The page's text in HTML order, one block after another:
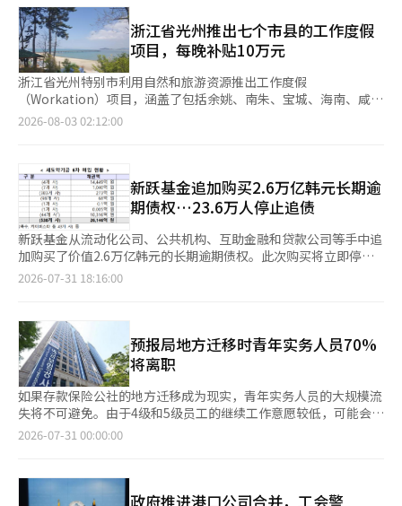
构提供咨询和培训服务。 此次检查清单的重点是整理各评估指标
的必查事项，以指导绩效管理方向。通过此举，提升各部门对负责
评估指标绩效管理的理解，减轻因频繁轮岗和评估标准变更而给实
务人员带来的负担。 此外，公司还将开展实务人员能力提升的培
训项目。培训包括管理业绩报告撰写技能提升、绩效管理指导工作
坊（管理、主要业务、机构负责人）、主要业务量化指标研讨会等
共五个课程。 为反映近期评估制度的变化，还将推出机构负责人
工作坊和主要业务量化指标研讨会。在主要业务量化指标研讨会
内，还将举行参与主要国有企业和准政府机构的‘公共座谈会’，
邀请各领域专家共同探讨提升公共服务、环境、社会、透明管理
（ESG）及人工智能（AI）应用等公共机构的实务解决方案。 麦克
斯与德克斯特的相关负责人表示：“希望此次检查清单能为那些在
管理绩效方面感到迷茫的实务人员提供明确的指引，并将继续为公
共机构履行提升公众福利的本职工作提供实质性支持。”※ 本报
道经人工智能（AI）系统翻译与编辑。
浙江省光州推出七个市县的工作度假
项目，每晚补贴10万元
浙江省光州特别市利用自然和旅游资源推出工作度假
（Workation）项目，涵盖了包括余姚、南朱、宝城、海南、咸
平、完岛和珍岛在内的七个市县。 工作度假是将工作（Work）与
治团体、公共机构、企业员工，以及个体经营者和数字游民等。企
业和机构可以将其作为员工福利和培训项目，参与者则可以在新的
环境中工作，同时体验当地旅游和休闲。 各地区还准备了反映地
方特色的多样体验项目。 宝城将推出结合得量面初露和制岩山自
然休养林、浙江省环境性疾病预防管理中心、月浦海水绿茶中心的
疗愈项目。 完岛围绕完岛海洋疗愈中心，提供海藻水疗和海水疗
愈池等体验，同时也可使用当地特色的空间。 余姚市提供浪漫海
洋游艇体验和海洋旅游内容，南朱市则提供传统韩屋住宿、南朱梨
车游览、缆车体验，咸平市则提供石头头露营地、潮间带体验和海
水蒸汽体验。珍岛市则推出海洋安全体验项目，展示地方特色内
容。 参与者将获得欢迎礼包，宝城、海南、咸平、完岛和珍岛还
可享受共享车辆使用折扣。海南市还额外提供房车折扣。 浙江省
光州特别市将为参与者提供每晚10万元的住宿补贴，项目安排在周
末以外，最少为1晚2天，最多为3晚4天。商品价格根据地区和项
目内容的不同而有所变化。 吴美京 浙江省光州特别市旅游科长表
示：“我们正在通过结合海洋疗愈、自然和传统文化等地方优势，
挖掘具有特色的内容，将浙江省光州打造为代表性的工作度假基
地。” 此外，工作度假项目将采取先到先得的方式进行招募，具
2026-08-03 02:12:00
新跃基金追加购买2.6万亿韩元长期逾
期债权…23.6万人停止追债
新跃基金从流动化公司、公共机构、互助金融和贷款公司等手中追
加购买了价值2.6万亿韩元的长期逾期债权。此次购买将立即停止
对236,000名债务人的追债。 金融委员会表示，新跃基金于31日完
用合作社等互助金融机构及贷款公司。 此次第六次购买包括公共
机构持有的1.4449万亿韩元债权、流动化公司等的其他债权1.0316
万亿韩元，以及贷款公司债权1,040亿韩元。农协383家持有的债
权273亿韩元和信用合作社98家持有的债权68亿韩元也在购买范围
内。 特别是常绿树持有的7235亿韩元债权和凯比斯塔的2817亿韩
元债权的购买已完成。这两家公司未纳入新跃基金支持范围的剩余
债权预计将在今年下半年出售给韩国资产管理公司。 购买的债权
将立即停止追债。对于低收入家庭和领取残疾人养老金的重度残疾
销。 其余债务人将根据收入和财产等进行审核，如果被判断为实
际失去偿还能力，将在一年内注销债权。如果偿还能力显著不足，
2026-07-31 18:16:00
预报局地方迁移时青年实务人员70%
将离职
如果存款保险公社的地方迁移成为现实，青年实务人员的大规模流
失将不可避免。由于4级和5级员工的继续工作意愿较低，可能会影
响与金融监管机构的合作。据悉，金融委员会和存款保险公社的迁
查及可行性分析”，在740名员工中，愿意在地方迁移后继续工作
的比例仅为24.1%。年轻员工的流失可能性更大。在占综合职务
2026-07-31 00:00:00
政府推进港口公司合并，工会警